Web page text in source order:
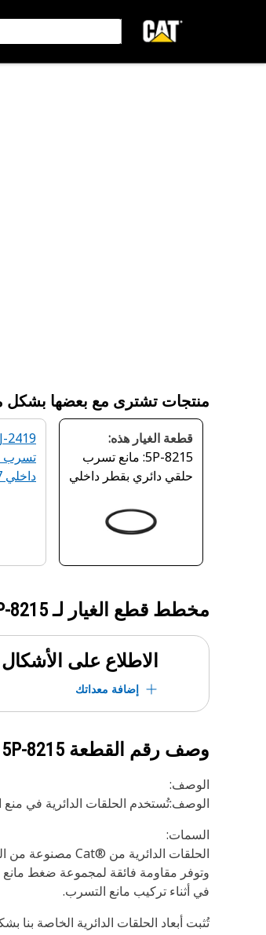
منتجات تشترى مع بعضها بشكل
قطعة الغيار هذه:
5P-8215: مانع تسرب
حلقي دائري بقطر داخلي
تسرب
داخلي 36,17 مم
مخطط قطع الغيار لـ8215
الاطلاع على الأشكال
إضافة معداتك
وصف رقم القطعة 5P-8215
الوصف:
الوصف:تُستخدم الحلقات الدائرية في منع
السمات:
في أثناء تركيب مانع التسرب.
تُثبت أبعاد الحلقات الدائرية الخاصة